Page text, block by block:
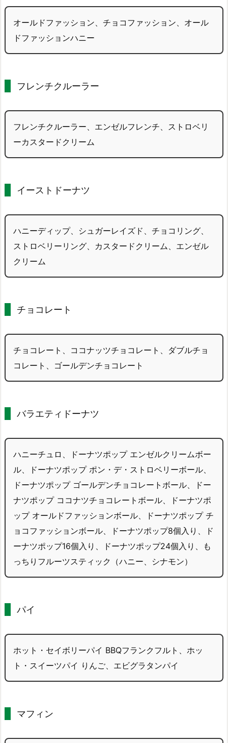
オールドファッション、チョコファッション、オール
ドファッションハニー
フレンチクルーラー
フレンチクルーラー、エンゼルフレンチ、ストロベリ
ーカスタードクリーム
イーストドーナツ
ハニーディップ、シュガーレイズド、チョコリング、
ストロベリーリング、カスタードクリーム、エンゼル
クリーム
チョコレート
チョコレート、ココナッツチョコレート、ダブルチョ
コレート、ゴールデンチョコレート
バラエティドーナツ
ハニーチュロ、ドーナツポップ エンゼルクリームボー
ル、ドーナツポップ ポン・デ・ストロベリーボール、
ドーナツポップ ゴールデンチョコレートボール、ドー
ナツポップ ココナツチョコレートボール、ドーナツポ
ップ オールドファッションボール、ドーナツポップ チ
ョコファッションボール、ドーナツポップ8個入り、ド
ーナツポップ16個入り、ドーナツポップ24個入り、も
っちりフルーツスティック（ハニー、シナモン）
パイ
ホット・セイボリーパイ BBQフランクフルト、ホッ
ト・スイーツパイ りんご、エビグラタンパイ
マフィン